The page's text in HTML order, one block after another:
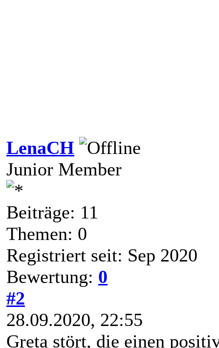
LenaCH
Junior Member
Beiträge: 11
Themen: 0
Registriert seit: Sep 2020
Bewertung: 0
#2
28.09.2020, 22:55
Greta stört, die einen